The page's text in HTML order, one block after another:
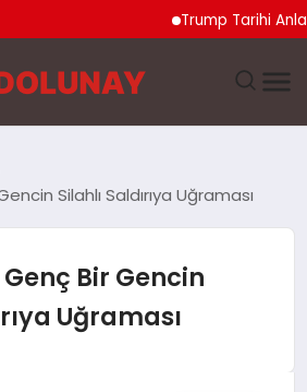
Trump Tarihi
Silahlı Saldırıya Uğraması
Bir Gencin
Uğraması